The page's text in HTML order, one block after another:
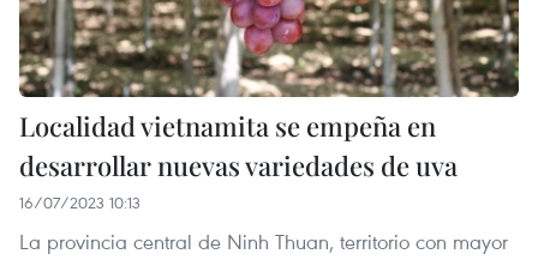
Localidad vietnamita se empeña en
desarrollar nuevas variedades de uva
16/07/2023 10:13
La provincia central de Ninh Thuan, territorio con mayor